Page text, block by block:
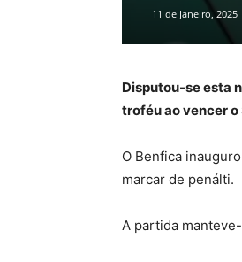
11 de Janeiro, 2025
Disputou-se esta
troféu ao vencer
O Benfica
marcar de penálti.
A partida